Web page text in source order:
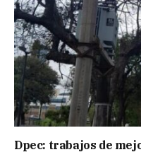
Dpec: trabajos de